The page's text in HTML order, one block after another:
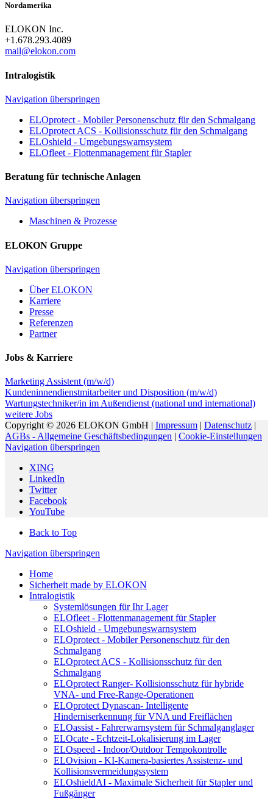
Nordamerika
ELOKON Inc.
+1.678.293.4089
mail@elokon.com
Intralogistik
Navigation überspringen
ELOprotect - Mobiler Personenschutz für den Schmalgang
ELOprotect ACS - Kollisionsschutz für den Schmalgang
ELOshield - Umgebungswarnsystem
ELOfleet - Flottenmanagement für Stapler
Beratung für technische Anlagen
Navigation überspringen
Maschinen & Prozesse
ELOKON Gruppe
Navigation überspringen
Über ELOKON
Karriere
Presse
Referenzen
Partner
Jobs & Karriere
Marketing Assistent (m/w/d)
Kundeninnendienstmitarbeiter und Disposition (m/w/d)
Wartungstechniker/in im Außendienst (national und international)
weitere Jobs
Copyright © 2026 ELOKON GmbH | Impressum | Datenschutz |
AGBs - Allgemeine Geschäftsbedingungen | Cookie-Einstellungen
Navigation überspringen
XING
LinkedIn
Twitter
Facebook
YouTube
Back to Top
Navigation überspringen
Home
Sicherheit made by ELOKON
Intralogistik
Systemlösungen für Ihr Lager
ELOfleet - Flottenmanagement für Stapler
ELOshield - Umgebungswarnsystem
ELOprotect - Mobiler Personenschutz für den
Schmalgang
ELOprotect ACS - Kollisionsschutz für den
Schmalgang
ELOprotect Ranger- Kollisionsschutz für hybride
VNA- und Free-Range-Operationen
ELOprotect Dynascan- Intelligente
Hinderniserkennung für VNA und Freiflächen
ELOassist - Fahrerwarnsystem für Schmalganglager
ELOcate - Echtzeit-Lokalisierung im Lager
ELOspeed - Indoor/Outdoor Tempokontrolle
ELOvision - KI-Kamera-basiertes Assistenz- und
Kollisionsvermeidungssystem
ELOshieldAI - Maximale Sicherheit für Stapler und
Fußgänger